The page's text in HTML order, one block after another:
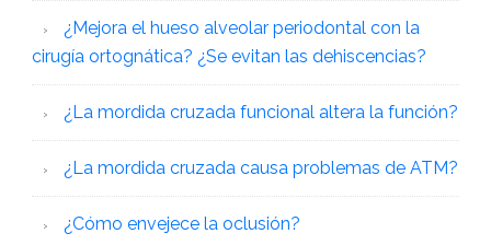
¿Mejora el hueso alveolar periodontal con la
cirugía ortognática? ¿Se evitan las dehiscencias?
¿La mordida cruzada funcional altera la función?
¿La mordida cruzada causa problemas de ATM?
¿Cómo envejece la oclusión?